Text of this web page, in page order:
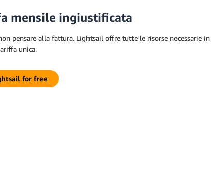
mensile ingiustificata
pensare alla fattura. Lightsail offre tutte le risorse necessarie in
unica.
for free